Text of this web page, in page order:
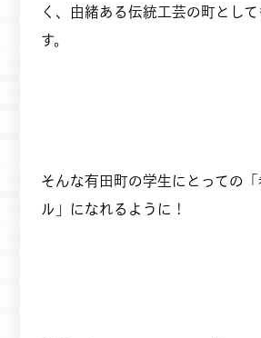
く、由緒ある伝統工芸の町とし
す。
そんな有田町の学生にとっての
ル」になれるように！